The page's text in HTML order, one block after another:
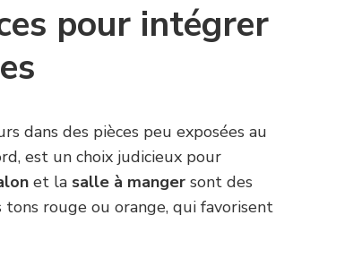
pour intégrer
dans des pièces peu exposées au
est un choix judicieux pour
et la salle à manger sont des
rouge ou orange, qui favorisent